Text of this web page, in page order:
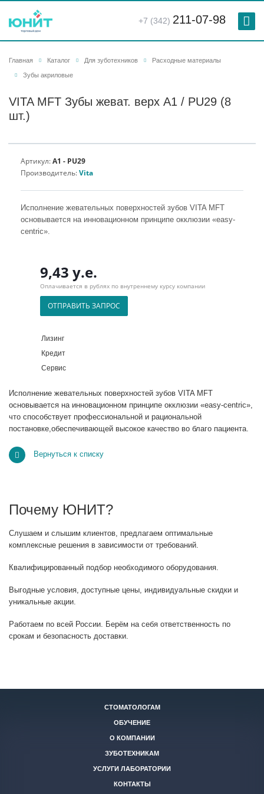
+7 (342) 211-07-98
Главная Каталог Для зуботехников Расходные материалы
Зубы акриловые
VITA MFT Зубы жеват. верх A1 / PU29 (8
шт.)
Артикул:A1 - PU29
Производитель:Vita
Исполнение жевательных поверхностей зубов VITA MFT
основывается на инновационном принципе окклюзии «easy-
centric».
9,43 у.е.
Оплачивается в рублях по внутреннему курсу компании
ОТПРАВИТЬ ЗАПРОС
Лизинг
Кредит
Сервис
Исполнение жевательных поверхностей зубов VITA MFT
основывается на инновационном принципе окклюзии «easy-centric»,
что способствует профессиональной и рациональной
постановке,обеспечивающей высокое качество во благо пациента.
Вернуться к списку
Почему ЮНИТ?
Слушаем и слышим клиентов, предлагаем оптимальные
комплексные решения в зависимости от требований.
Квалифицированный подбор необходимого оборудования.
Выгодные условия, доступные цены, индивидуальные скидки и
уникальные акции.
Работаем по всей России. Берём на себя ответственность по
срокам и безопасность доставки.
СТОМАТОЛОГАМ
ОБУЧЕНИЕ
О КОМПАНИИ
ЗУБОТЕХНИКАМ
УСЛУГИ ЛАБОРАТОРИИ
КОНТАКТЫ